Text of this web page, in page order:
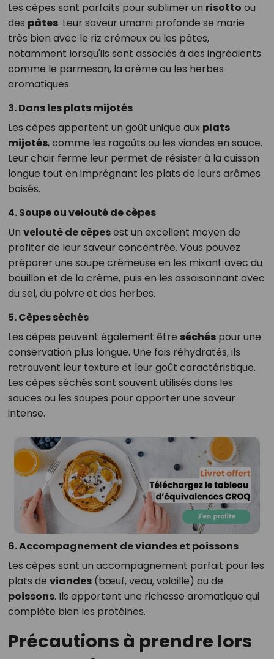
Les cèpes sont parfaits pour sublimer un risotto ou
des pâtes. Leur saveur umami profonde se marie
très bien avec le riz crémeux ou les pâtes,
notamment lorsqu'ils sont associés à des ingrédients
comme le parmesan, la crème ou les herbes
aromatiques.
3. Dans les plats mijotés
Les cèpes apportent un goût unique aux plats
mijotés, comme les ragoûts ou les viandes en sauce.
Leur chair ferme leur permet de résister à la cuisson
longue tout en imprégnant les plats de leurs arômes
boisés.
4. Soupe ou velouté de cèpes
Un velouté de cèpesest un excellent moyen de
profiter de leur saveur concentrée. Vous pouvez
préparer une soupe crémeuse en les mixant avec du
bouillon et de la crème, puis en les assaisonnant avec
du sel, du poivre et des herbes.
5. Cèpes séchés
Les cèpes peuvent également être séchéspour une
conservation plus longue. Une fois réhydratés, ils
retrouvent leur texture et leur goût caractéristique.
Les cèpes séchés sont souvent utilisés dans les
sauces ou les soupes pour apporter une saveur
intense.
6. Accompagnement de viandes et poissons
Les cèpes sont un accompagnement parfait pour les
plats de viandes(bœuf, veau, volaille) ou de
poissons. Ils apportent une richesse aromatique qui
complète bien les protéines.
Précautions à prendre lors